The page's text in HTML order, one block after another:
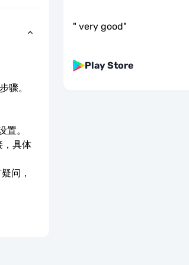
骤。
。
，具体
问，
" very good"
Play Store